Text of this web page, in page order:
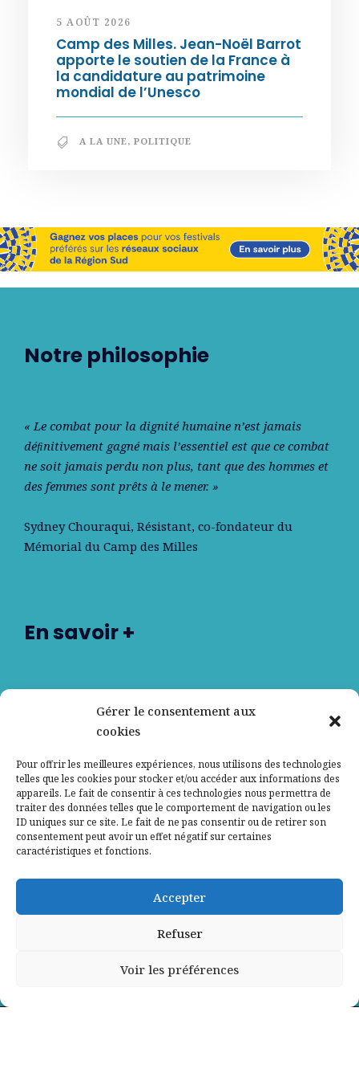
Gérer le consentement aux
cookies
Pour offrir les meilleures expériences, nous utilisons des technologies
telles que les cookies pour stocker et/ou accéder aux informations des
appareils. Le fait de consentir à ces technologies nous permettra de
traiter des données telles que le comportement de navigation ou les
ID uniques sur ce site. Le fait de ne pas consentir ou de retirer son
consentement peut avoir un effet négatif sur certaines
caractéristiques et fonctions.
Accepter
Refuser
Voir les préférences
5 AOÛT 2026
Camp des Milles. Jean-Noël Barrot
apporte le soutien de la France à
la candidature au patrimoine
mondial de l’Unesco
A LA UNE, POLITIQUE
Notre philosophie
« Le combat pour la dignité humaine n’est jamais
déﬁnitivement gagné mais l’essentiel est que ce combat
ne soit jamais perdu non plus, tant que des hommes et
des femmes sont prêts à le mener. »
Sydney Chouraqui, Résistant, co-fondateur du
Mémorial du Camp des Milles
En savoir +
Contactez-nous
Mentions légales